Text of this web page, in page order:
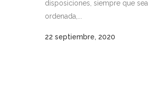
disposiciones, siempre que sea
ordenada,...
22 septiembre, 2020